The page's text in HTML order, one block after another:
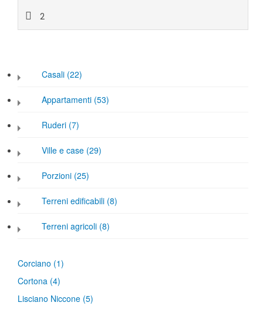
2
Casali (22)
Appartamenti (53)
Ruderi (7)
Ville e case (29)
Porzioni (25)
Terreni edificabili (8)
Terreni agricoli (8)
Corciano (1)
Cortona (4)
Lisciano Niccone (5)